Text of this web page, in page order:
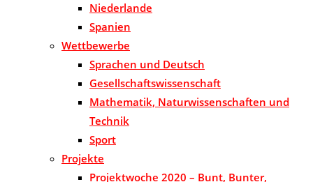
Niederlande
Spanien
Wettbewerbe
Sprachen und Deutsch
Gesellschaftswissenschaft
Mathematik, Naturwissenschaften und
Technik
Sport
Projekte
Projektwoche 2020 – Bunt, Bunter,